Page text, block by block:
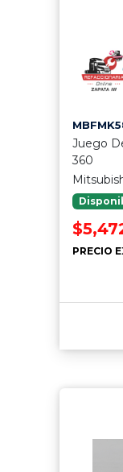
Juego
360
PRECIO